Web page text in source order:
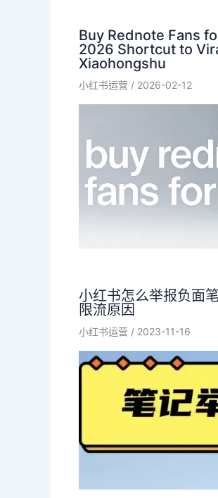
Buy Rednote Fans
2026 Shortcut to
Xiaohongshu
小红书运营 / 2026-02-12
小红书怎么举报负面
限流原因
小红书运营 / 2023-11-16